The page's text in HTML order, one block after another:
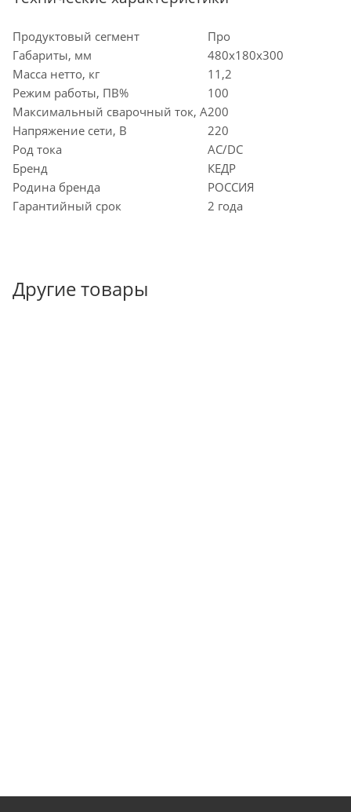
Продуктовый сегмент
Про
Габариты, мм
480x180x300
Масса нетто, кг
11,2
Режим работы, ПВ%
100
Максимальный сварочный ток, А200
Напряжение сети, В
220
Род тока
AC/DC
Бренд
КЕДР
Родина бренда
РОССИЯ
Гарантийный срок
2 года
Другие товары